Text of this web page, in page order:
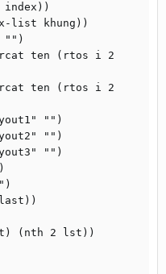
index))
list khung))
"")
ten (rtos i 2
ten (rtos i 2
"")
"")
"")
lst) (nth 2 lst))